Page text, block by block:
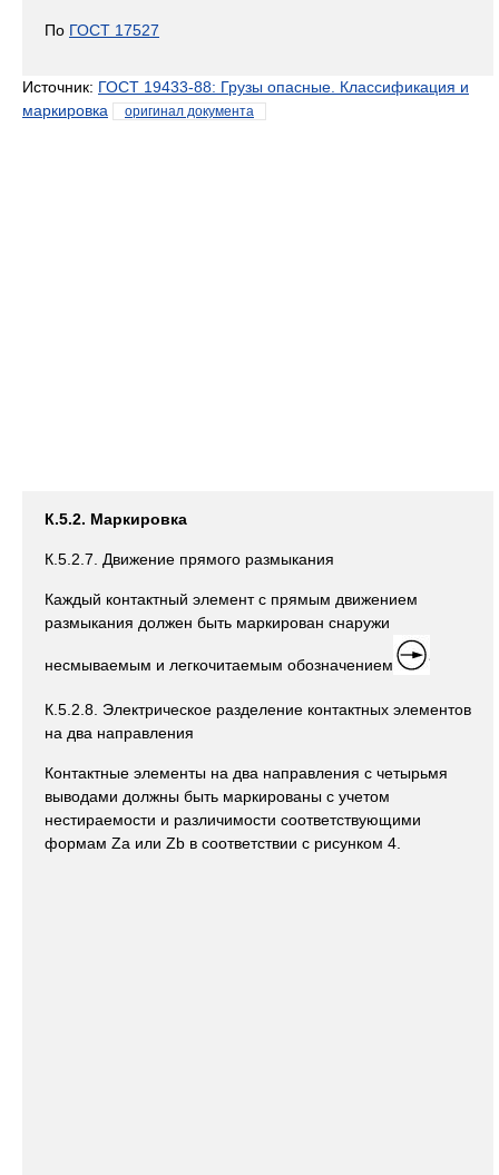
По ГОСТ 17527
Источник: ГОСТ 19433-88: Грузы опасные. Классификация и
маркировка
оригинал документа
К.5.2. Маркировка
К.5.2.7. Движение прямого размыкания
Каждый контактный элемент с прямым движением
размыкания должен быть маркирован снаружи
несмываемым и легкочитаемым обозначением
К.5.2.8. Электрическое разделение контактных элементов
на два направления
Контактные элементы на два направления с четырьмя
выводами должны быть маркированы с учетом
нестираемости и различимости соответствующими
формам Za или Zb в соответствии с рисунком 4.